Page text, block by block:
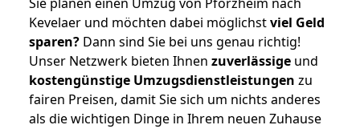
Kevelaer und möchten dabei möglichstviel Geld
sparen? Dann sind Sie bei uns genau richtig!
Unser Netzwerk bieten Ihnen zuverlässige und
kostengünstige Umzugsdienstleistungen zu
fairen Preisen, damit Sie sich um nichts anderes
als die wichtigen Dinge in Ihrem neuen Zuhause